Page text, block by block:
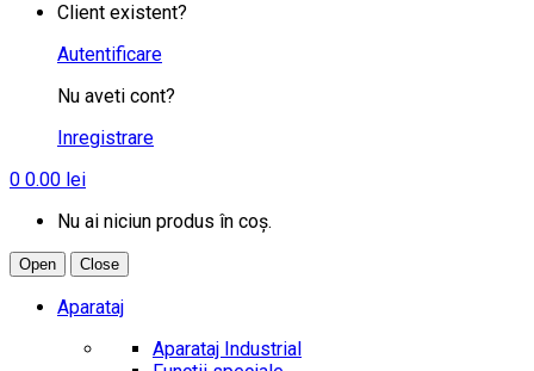
Client existent?
Autentificare
Nu aveti cont?
Inregistrare
0 0.00 lei
Nu ai niciun produs în coș.
Open Close
Aparataj
Aparataj Industrial